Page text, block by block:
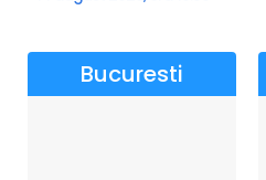
Bucuresti